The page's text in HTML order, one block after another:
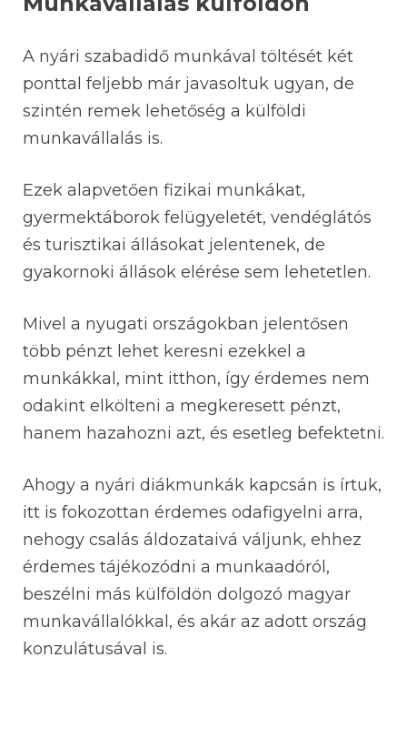
A nyári szabadidő munkával töltését két
ponttal feljebb már javasoltuk ugyan, de
szintén remek lehetőség a külföldi
munkavállalás is.
Ezek alapvetően fizikai munkákat,
gyermektáborok felügyeletét, vendéglátós
és turisztikai állásokat jelentenek, de
gyakornoki állások elérése sem lehetetlen.
Mivel a nyugati országokban jelentősen
több pénzt lehet keresni ezekkel a
munkákkal, mint itthon, így érdemes nem
odakint elkölteni a megkeresett pénzt,
hanem hazahozni azt, és esetleg befektetni.
Ahogy a nyári diákmunkák kapcsán is írtuk,
itt is fokozottan érdemes odafigyelni arra,
nehogy csalás áldozataivá váljunk, ehhez
érdemes tájékozódni a munkaadóról,
beszélni más külföldön dolgozó magyar
munkavállalókkal, és akár az adott ország
konzulátusával is.